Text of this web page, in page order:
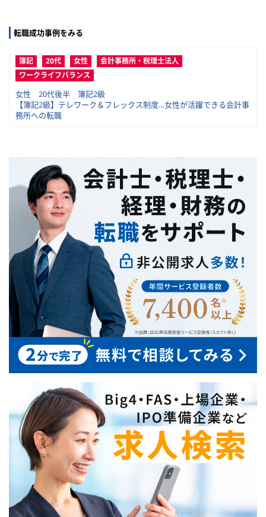
転職成功事例をみる
簿記 20代 女性
会計事務所・税理士法人
ワークライフバランス
女性 20代後半 簿記2級
【簿記2級】テレワーク＆フレックス制度…女性が活躍できる会計事
務所への転職